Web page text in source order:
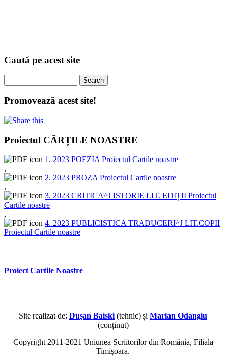
Caută pe acest site
Promovează acest site!
Proiectul CĂRȚILE NOASTRE
1. 2023 POEZIA Proiectul Cartile noastre
,
2. 2023 PROZA Proiectul Cartile noastre
,
3. 2023 CRITICA^J ISTORIE LIT. EDIȚII Proiectul
Cartile noastre
,
4. 2023 PUBLICISTICA TRADUCERI^J LIT.COPII
Proiectul Cartile noastre
Proiect Cartile Noastre
Site realizat de: Duşan Baiski (tehnic) și Marian Odangiu
(conținut)
Copyright 2011-2021 Uniunea Scriitorilor din România, Filiala
Timișoara.